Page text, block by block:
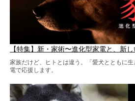
【特集】新・家術〜進化型家電と、新
家族だけど、ヒトとは違う。「愛犬とともに
電で応援します。